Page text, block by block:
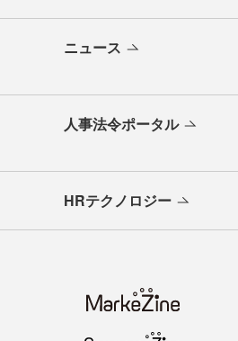
ニュース
人事法令ポータル
HRテクノロジー